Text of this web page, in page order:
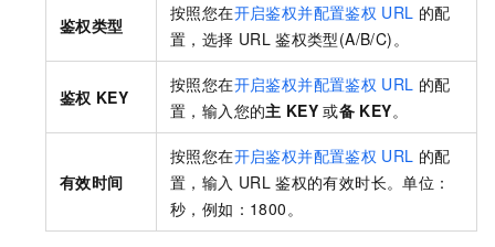
鉴权类型
按照您在开启鉴权并配置鉴权 URL 的配
置，选择 URL 鉴权类型(A/B/C)。
鉴权 KEY
按照您在开启鉴权并配置鉴权 URL 的配
置，输入您的主 KEY 或备 KEY。
有效时间
按照您在开启鉴权并配置鉴权 URL 的配
置，输入 URL 鉴权的有效时长。单位：
秒，例如：1800。